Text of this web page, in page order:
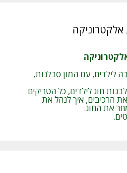
לילדים, עם המון סבלנות,
חוג לילדים, כל הטריקים
הרכיבים, איך לנהל את
את החוג.